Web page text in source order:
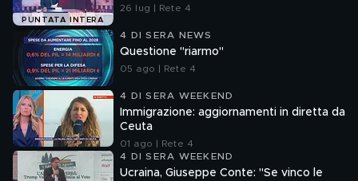
PUNTATA INTERA
26 lug | Rete 4
4 DI SERA NEWS
Questione "riarmo"
05 ago | Rete 4
4 DI SERA WEEKEND
Immigrazione: aggiornamenti in diretta da
Ceuta
01 ago | Rete 4
4 DI SERA WEEKEND
Ucraina, Giuseppe Conte: "Se vinco le